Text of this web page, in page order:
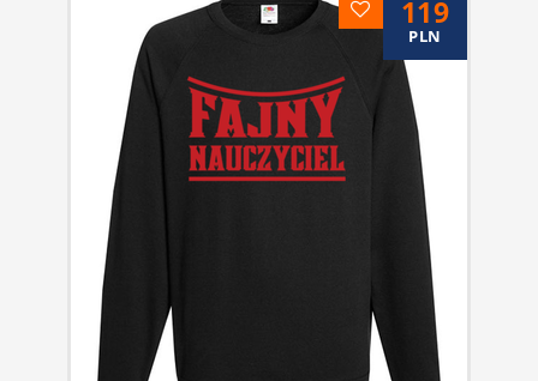
119
PLN